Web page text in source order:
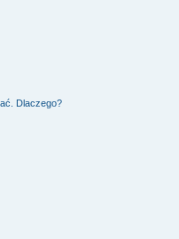
Dlaczego?